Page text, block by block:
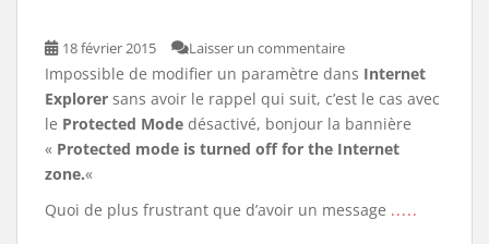
18 février 2015 Laisser un commentaire
Impossible de modifier un paramètre dans Internet
Explorer sans avoir le rappel qui suit, c’est le cas avec
le Protected Mode désactivé, bonjour la bannière
« Protected mode is turned off for the Internet
zone.«
Quoi de plus frustrant que d’avoir un message .....